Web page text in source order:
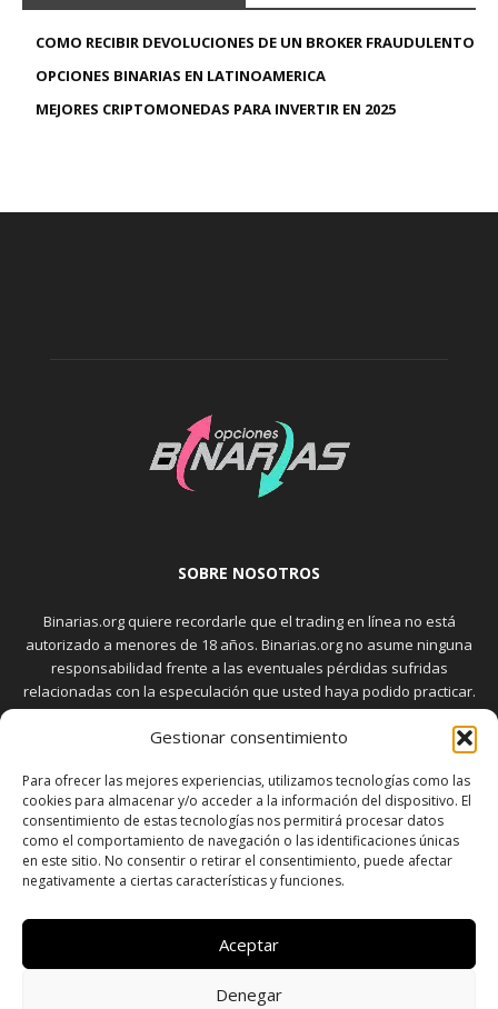
Gestionar consentimiento
Para ofrecer las mejores experiencias, utilizamos tecnologías como las
cookies para almacenar y/o acceder a la información del dispositivo. El
consentimiento de estas tecnologías nos permitirá procesar datos
como el comportamiento de navegación o las identificaciones únicas
en este sitio. No consentir o retirar el consentimiento, puede afectar
negativamente a ciertas características y funciones.
Aceptar
Denegar
COMO RECIBIR DEVOLUCIONES DE UN BROKER FRAUDULENTO
OPCIONES BINARIAS EN LATINOAMERICA
MEJORES CRIPTOMONEDAS PARA INVERTIR EN 2025
SOBRE NOSOTROS
Binarias.org quiere recordarle que el trading en línea no está
autorizado a menores de 18 años. Binarias.org no asume ninguna
responsabilidad frente a las eventuales pérdidas sufridas
relacionadas con la especulación que usted haya podido practicar.
El trading en el mercado de opciones binarias implica riesgos
elevados. Usted debe conocer y aceptar estos riesgos, que
transacciones bursátiles.
SÍGUENOS